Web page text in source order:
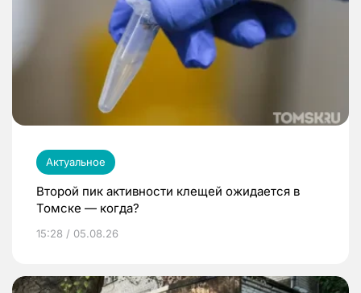
Актуальное
Второй пик активности клещей ожидается в
Томске — когда?
15:28 / 05.08.26